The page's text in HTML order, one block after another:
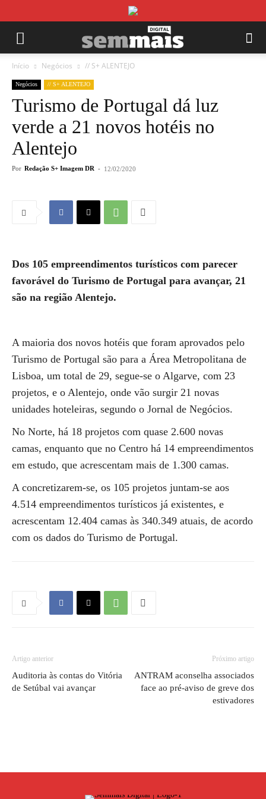
Início Negócios // S+ ALENTEJO
Negócios // S+ ALENTEJO
Turismo de Portugal dá luz
verde a 21 novos hotéis no
Alentejo
Por Redação S+ Imagem DR - 12/02/2020
Dos 105 empreendimentos turísticos com parecer
favorável do Turismo de Portugal para avançar, 21
são na região Alentejo.
A maioria dos novos hotéis que foram aprovados pelo
Turismo de Portugal são para a Área Metropolitana de
Lisboa, um total de 29, segue-se o Algarve, com 23
projetos, e o Alentejo, onde vão surgir 21 novas
unidades hoteleiras, segundo o Jornal de Negócios.
No Norte, há 18 projetos com quase 2.600 novas
camas, enquanto que no Centro há 14 empreendimentos
em estudo, que acrescentam mais de 1.300 camas.
A concretizarem-se, os 105 projetos juntam-se aos
4.514 empreendimentos turísticos já existentes, e
acrescentam 12.404 camas às 340.349 atuais, de acordo
com os dados do Turismo de Portugal.
Artigo anterior
Auditoria às contas do Vitória
de Setúbal vai avançar
Próximo artigo
ANTRAM aconselha associados
face ao pré-aviso de greve dos
estivadores